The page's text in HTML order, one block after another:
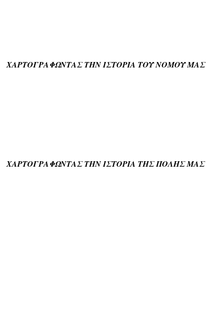
ΧΑΡΤΟΓΡΑΦΩΝΤΑΣ ΤΗΝ ΙΣΤΟΡΙΑ ΤΟΥ ΝΟΜΟΥ ΜΑΣ
ΧΑΡΤΟΓΡΑΦΩΝΤΑΣ ΤΗΝ ΙΣΤΟΡΙΑ ΤΗΣ ΠΟΛΗΣ ΜΑΣ